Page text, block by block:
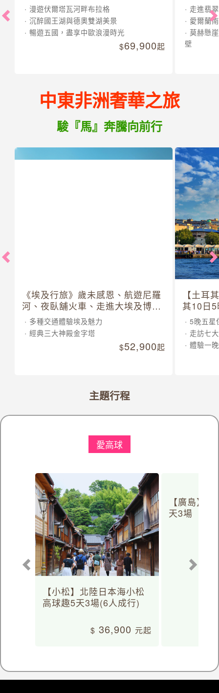
漫遊伏爾塔瓦河畔布拉格
沉醉國王湖與德奧雙湖美景
暢遊五國，盡享中歐浪漫時光
69,900起
走進翡
愛爾蘭
莫赫懸
壁
中東非洲奢華之旅
駿『馬』奔騰向前行
《埃及行旅》歲未感恩、航遊尼羅
河、夜臥舖火車、走進大埃及博物
館 10 日
多種交通體驗埃及魅力
經典三大神殿金字塔
52,900起
【土耳
其10日
5晚五星
走訪七
體驗一
愛高球
主題行程
【小松】北陸日本海小松
高球趣5天3場(6人成行)
36,900
【廣島】
天3場